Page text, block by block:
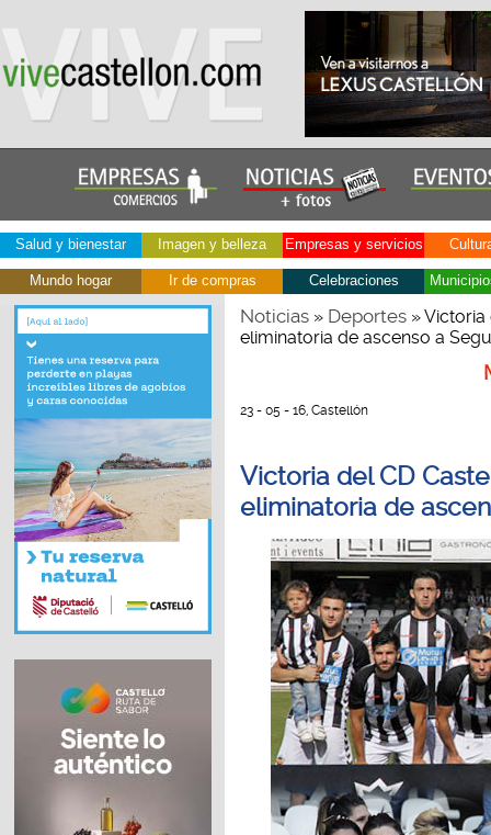
Salud y bienestar Imagen y belleza Empresas y servicios
Mundo hogar Ir de compras Celebraciones
Noticias» Deportes» Victoria
eliminatoria de ascenso a
23 - 05 - 16, Castellón
Victoria del CD
eliminatoria de